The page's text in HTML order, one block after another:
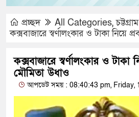
প্রচ্ছদ All Categories,চট্টগ্রাম
কক্সবাজারে স্বর্ণালংকার ও টাকা নিয়ে
কক্সবাজারে স্বর্ণালংকার ও টাকা
মৌমিতা উধাও
আপডেট সময় : 08:40:43 pm, Friday,